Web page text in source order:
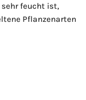
feucht ist,
Pflanzenarten